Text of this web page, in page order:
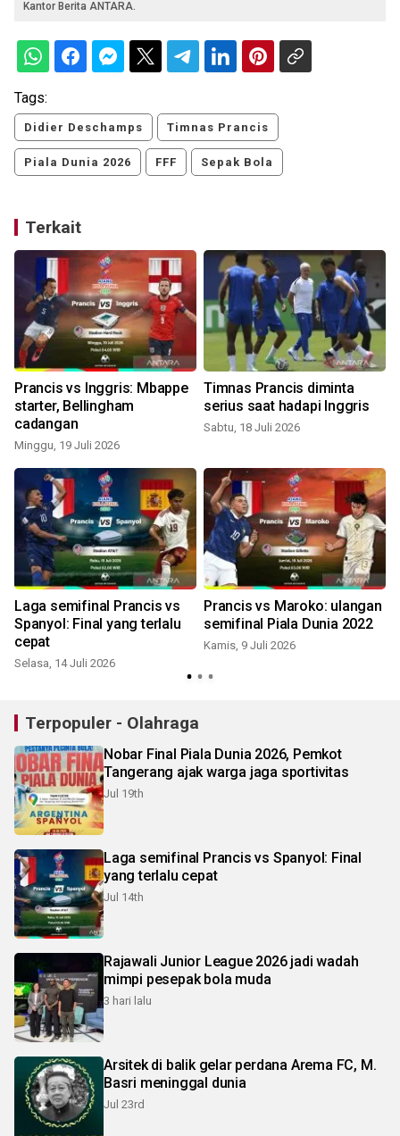
Kantor Berita ANTARA.
Tags:
Didier Deschamps Timnas Prancis
Piala Dunia 2026 FFF Sepak Bola
Terkait
Prancis vs Inggris: Mbappe
starter, Bellingham
cadangan
Minggu, 19 Juli 2026
Timnas Prancis diminta
serius saat hadapi Inggris
Sabtu, 18 Juli 2026
Laga semifinal Prancis vs
Spanyol: Final yang terlalu
cepat
Selasa, 14 Juli 2026
Prancis vs Maroko: ulangan
semifinal Piala Dunia 2022
Kamis, 9 Juli 2026
Terpopuler - Olahraga
Nobar Final Piala Dunia 2026, Pemkot
Tangerang ajak warga jaga sportivitas
Jul 19th
Laga semifinal Prancis vs Spanyol: Final
yang terlalu cepat
Jul 14th
Rajawali Junior League 2026 jadi wadah
mimpi pesepak bola muda
3 hari lalu
Arsitek di balik gelar perdana Arema FC, M.
Basri meninggal dunia
Jul 23rd